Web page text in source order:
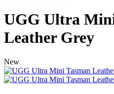
UGG Ultra
Leather Grey
New